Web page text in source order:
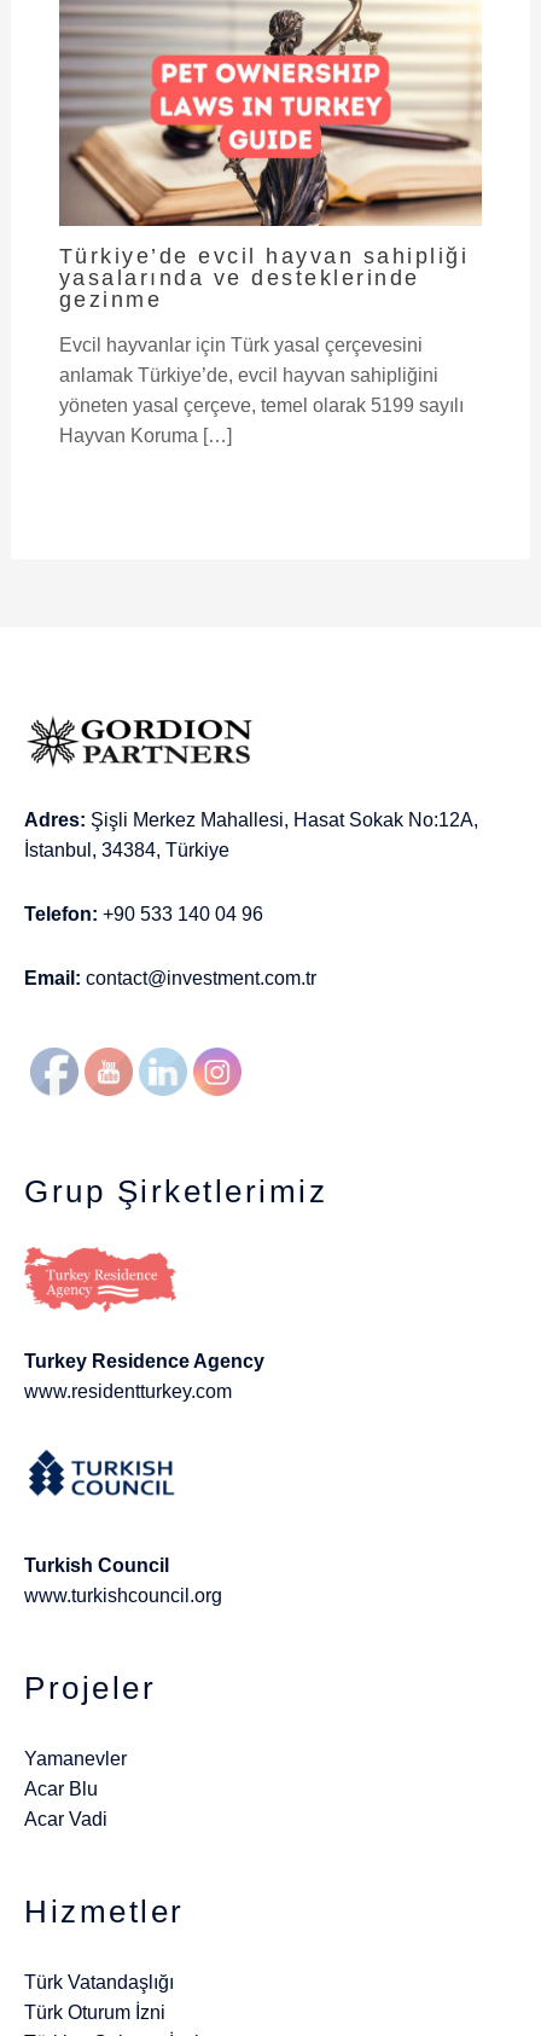
Türkiye’de evcil hayvan sahipliği
yasalarında ve desteklerinde
gezinme
Evcil hayvanlar için Türk yasal çerçevesini
anlamak Türkiye’de, evcil hayvan sahipliğini
yöneten yasal çerçeve, temel olarak 5199 sayılı
Hayvan Koruma […]
Adres: Şişli Merkez Mahallesi, Hasat Sokak No:12A,
İstanbul, 34384, Türkiye
Telefon: +90 533 140 04 96
Email: contact@investment.com.tr
Grup Şirketlerimiz
Turkey Residence Agency
www.residentturkey.com
Turkish Council
www.turkishcouncil.org
Projeler
Yamanevler
Acar Blu
Acar Vadi
Hizmetler
Türk Vatandaşlığı
Türk Oturum İzni